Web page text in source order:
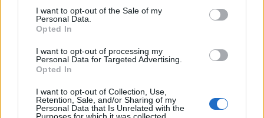
consent section.
I want to opt-out of the Sale of my
Personal Data.
Opted In
I want to opt-out of processing my
Personal Data for Targeted Advertising.
Opted In
I want to opt-out of Collection, Use,
Retention, Sale, and/or Sharing of my
Personal Data that Is Unrelated with the
februar da Orsa Grönklitt i Dalarna vill være vertskap for det første
rennet i Sverige denne sesongen.